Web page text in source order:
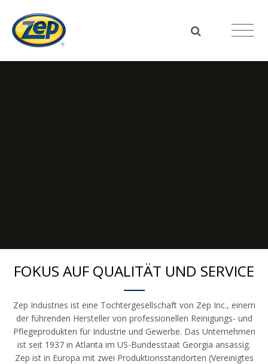
FOKUS AUF QUALITÄT UND SERVICE
Zep Industries ist eine Tochtergesellschaft von Zep Inc., einem
der führenden Hersteller von professionellen Reinigungs- und
Pflegeprodukten für Industrie und Gewerbe. Das Unternehmen
ist seit 1937 in Atlanta im US-Bundesstaat Georgia ansässig.
Zep ist in Europa mit zwei Produktionsstandorten (Vereinigtes